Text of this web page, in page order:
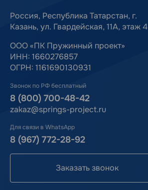
Россия, Республика Татарстан, г.
Казань, ул. Гвардейская, 11А, этаж 4
ООО «ПК Пружинный проект»
ИНН: 1660276857
ОГРН: 1161690130931
Звонок по РФ бесплатный
8 (800) 700-48-42
zakaz@springs-project.ru
Для связи в WhatsApp
8 (967) 772-28-92
Заказать звонок